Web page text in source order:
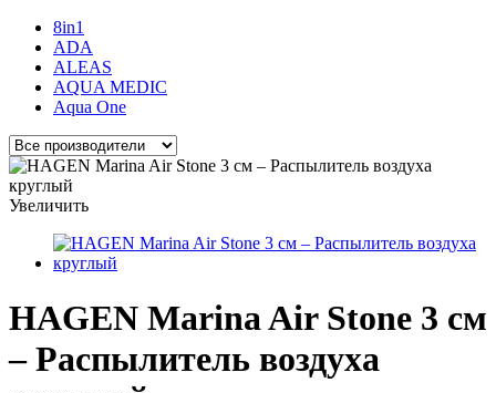
8in1
ADA
ALEAS
AQUA MEDIC
Aqua One
Увеличить
HAGEN Marina Air Stone 3 см
– Распылитель воздуха